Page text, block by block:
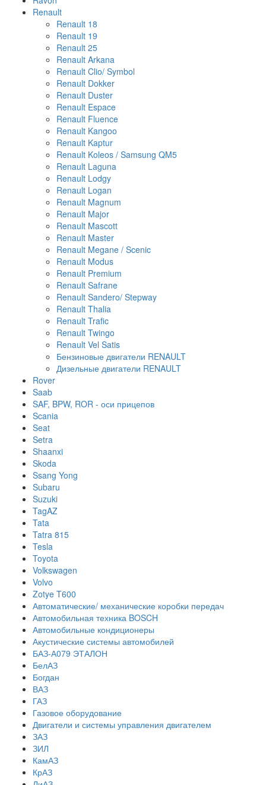
Renault
Renault 18
Renault 19
Renault 25
Renault Arkana
Renault Clio/ Symbol
Renault Dokker
Renault Duster
Renault Espace
Renault Fluence
Renault Kangoo
Renault Kaptur
Renault Koleos / Samsung QM5
Renault Laguna
Renault Lodgy
Renault Logan
Renault Magnum
Renault Major
Renault Mascott
Renault Master
Renault Megane / Scenic
Renault Modus
Renault Premium
Renault Safrane
Renault Sandero/ Stepway
Renault Thalia
Renault Trafic
Renault Twingo
Renault Vel Satis
Бензиновые двигатели RENAULT
Дизельные двигатели RENAULT
Rover
Saab
SAF, BPW, ROR - оси прицепов
Scania
Seat
Setra
Shaanxi
Skoda
Ssang Yong
Subaru
Suzuki
TagAZ
Tata
Tatra 815
Tesla
Toyota
Volkswagen
Volvo
Zotye T600
Автоматические/ механические коробки передач
Автомобильная техника BOSCH
Автомобильные кондиционеры
Акустические системы автомобилей
БАЗ-А079 ЭТАЛОН
БелАЗ
Богдан
ВАЗ
ГАЗ
Газовое оборудование
Двигатели и системы управления двигателем
ЗАЗ
ЗИЛ
КамАЗ
КрАЗ